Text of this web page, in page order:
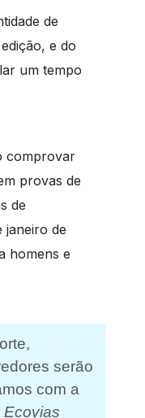
de
e do
um tempo
comprovar
provas de
de
janeiro de
homens e
serão
com a